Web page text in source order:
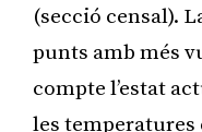
(secció censal).
punts amb més
compte l’estat
les temperatures